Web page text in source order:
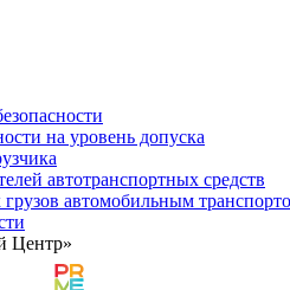
на уровень допуска
автотранспортных средств
автомобильным